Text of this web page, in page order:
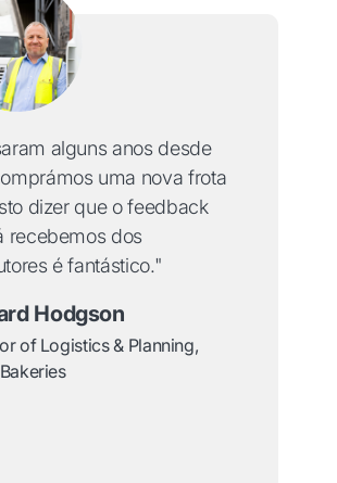
alguns anos desde
uma nova frota
dizer que o feedback
recebemos dos
é fantástico."
Hodgson
of Logistics & Planning,